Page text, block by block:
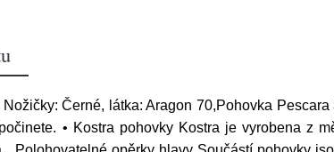
Černé, látka: Aragon 70,Pohovka
• Kostra pohovky Kostra je vyrobena z